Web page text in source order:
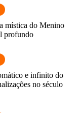
mística do Menino
profundo
e infinito do
no século